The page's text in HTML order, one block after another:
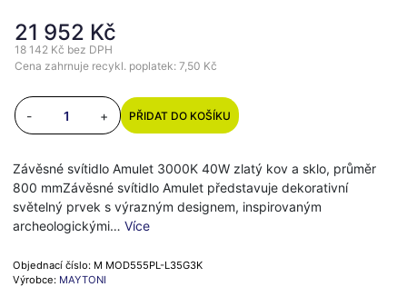
21 952 Kč
18 142 Kč bez DPH
Cena zahrnuje recykl. poplatek: 7,50 Kč
- + PŘIDAT DO KOŠÍKU
Závěsné svítidlo Amulet 3000K 40W zlatý kov a sklo, průměr
800 mmZávěsné svítidlo Amulet představuje dekorativní
světelný prvek s výrazným designem, inspirovaným
archeologickými… Více
Objednací číslo: M MOD555PL-L35G3K
Výrobce: MAYTONI